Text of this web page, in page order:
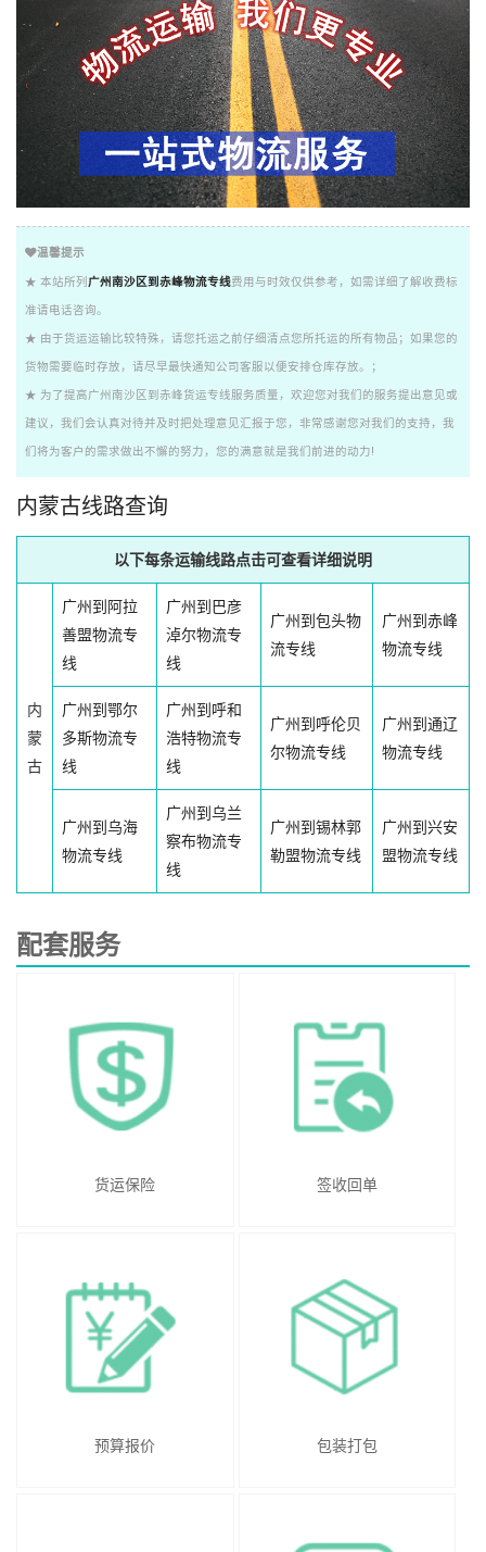
温馨提示
★ 本站所列 广州南沙区到赤峰物流专线费用与时效仅供参考，如需详细了解收费标
准请电话咨询。
★ 由于货运运输比较特殊，请您托运之前仔细清点您所托运的所有物品；如果您的
货物需要临时存放，请尽早最快通知公司客服以便安排仓库存放。；
★ 为了提高广州南沙区到赤峰货运专线服务质量，欢迎您对我们的服务提出意见或
建议，我们会认真对待并及时把处理意见汇报于您，非常感谢您对我们的支持，我
们将为客户的需求做出不懈的努力，您的满意就是我们前进的动力!
内蒙古线路查询
以下每条运输线路点击可查看详细说明
内
蒙
古
广州到阿拉
善盟物流专
线
广州到巴彦
淖尔物流专
线
广州到包头物
流专线
广州到赤峰
物流专线
广州到鄂尔
多斯物流专
线
广州到呼和
浩特物流专
线
广州到呼伦贝
尔物流专线
广州到通辽
物流专线
广州到乌海
物流专线
广州到乌兰
察布物流专
线
广州到锡林郭
勒盟物流专线
广州到兴安
盟物流专线
配套服务
货运保险 签收回单
预算报价 包装打包